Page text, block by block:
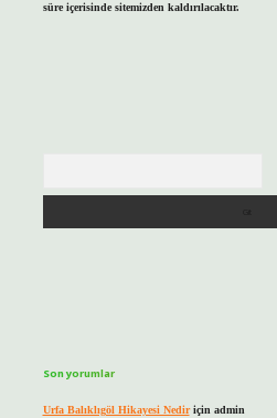
süre içerisinde sitemizden kaldırılacaktır.
Son yorumlar
Urfa Balıklıgöl Hikayesi Nediriçin admin